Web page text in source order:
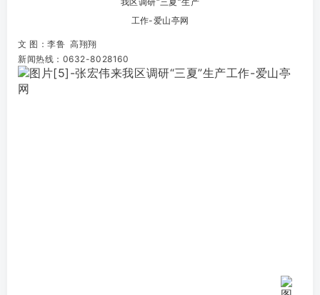
文 图：李鲁 高翔翔
新闻热线：0632-8028160